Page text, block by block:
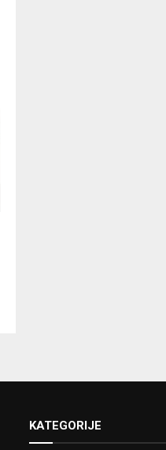
KATEGORIJE